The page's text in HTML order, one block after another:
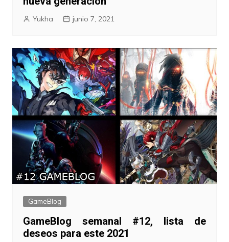
Yukha junio 7, 2021
GameBlog
GameBlog semanal #12, lista de
deseos para este 2021